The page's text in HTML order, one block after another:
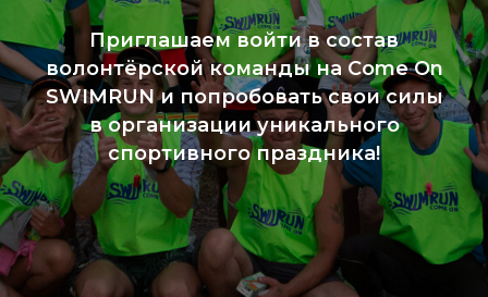
Приглашаем войти в состав
волонтёрской команды на Come On
SWIMRUN и попробовать свои силы
в организации уникального
спортивного праздника!